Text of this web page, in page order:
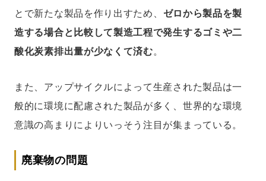
とで新たな製品を作り出すため、 ゼロから製品を製
造する場合と比較して製造工程で発生するゴミや二
酸化炭素排出量が少なくて済む。
また、アップサイクルによって生産された製品は一
般的に環境に配慮された製品が多く、世界的な環境
意識の高まりによりいっそう注目が集まっている。
廃棄物の問題